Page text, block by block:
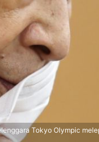
Tokyo Olympic